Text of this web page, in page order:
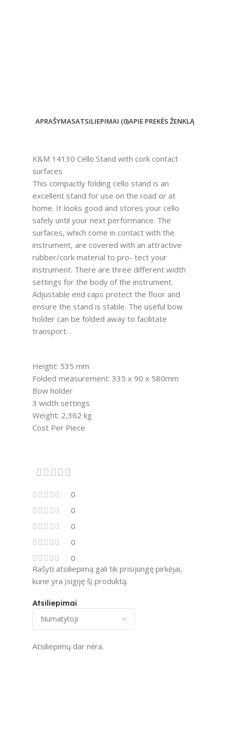
APRAŠYMASATSILIEPIMAI (0)APIE PREKĖS ŽENKLĄ
K&M 14130 Cello Stand with cork contact
surfaces
This compactly folding cello stand is an
excellent stand for use on the road or at
home. It looks good and stores your cello
safely until your next performance. The
surfaces, which come in contact with the
instrument, are covered with an attractive
rubber/cork material to pro- tect your
instrument. There are three different width
settings for the body of the instrument.
Adjustable end caps protect the floor and
ensure the stand is stable. The useful bow
holder can be folded away to facilitate
transport. .
Height: 535 mm
Folded measurement: 335 x 90 x 580mm
Bow holder
3 width settings
Weight: 2,362 kg
Cost Per Piece
0
0
0
0
0
Atsiliepimai
Atsiliepimų dar nėra.
Rašyti atsiliepimą gali tik prisijungę pirkėjai,
kurie yra įsigiję šį produktą.